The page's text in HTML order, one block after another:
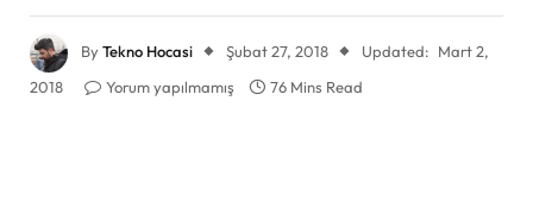
ByTekno Hocasi Şubat 27, 2018 Updated: Mart 2,
2018
Yorum yapılmamış 76 Mins Read